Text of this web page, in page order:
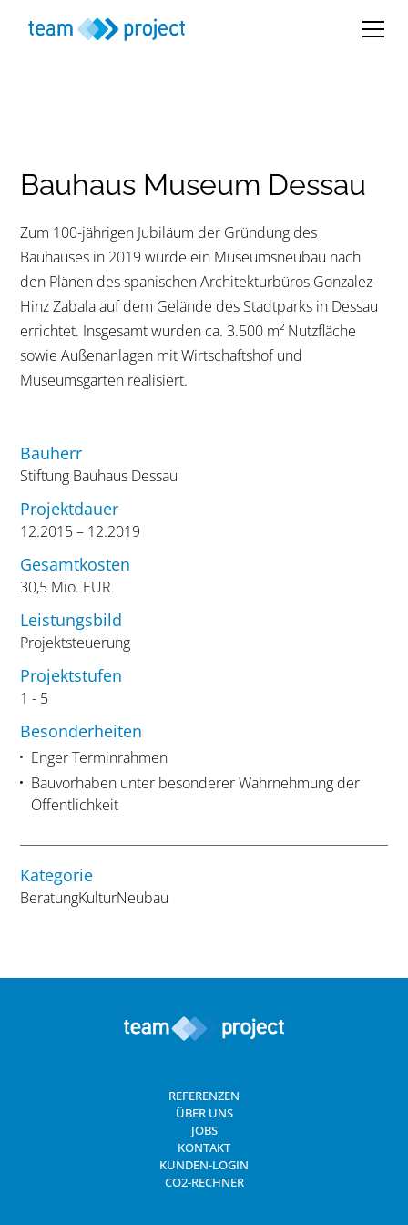
Bauhaus Museum Dessau
Zum 100-jährigen Jubiläum der Gründung des
Bauhauses in 2019 wurde ein Museumsneubau nach
den Plänen des spanischen Architekturbüros Gonzalez
Hinz Zabala auf dem Gelände des Stadtparks in Dessau
errichtet. Insgesamt wurden ca. 3.500 m² Nutzfläche
sowie Außenanlagen mit Wirtschaftshof und
Museumsgarten realisiert.
Bauherr
Stiftung Bauhaus Dessau
Projektdauer
12.2015 – 12.2019
Gesamtkosten
30,5 Mio. EUR
Leistungsbild
Projektsteuerung
Projektstufen
1 - 5
Besonderheiten
Enger Terminrahmen
Bauvorhaben unter besonderer Wahrnehmung der
Öffentlichkeit
Kategorie
BeratungKulturNeubau
REFERENZEN
ÜBER UNS
JOBS
KONTAKT
KUNDEN-LOGIN
CO2-RECHNER